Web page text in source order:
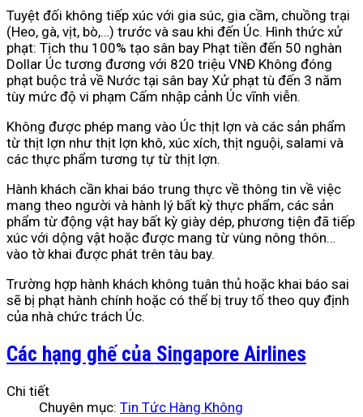
Tuyệt đối không tiếp xúc với gia súc, gia cầm, chuồng trại
(Heo, gà, vịt, bò,…) trước và sau khi đến Úc. Hình thức xử
phạt: Tịch thu 100% tạo sân bay Phạt tiền đến 50 nghàn
Dollar Úc tương đương với 820 triệu VNĐ Không đóng
phạt buộc trả về Nước tại sân bay Xử phạt tù đến 3 năm
tùy mức độ vi phạm Cấm nhập cảnh Úc vĩnh viễn.
Không được phép mang vào Úc thịt lợn và các sản phẩm
từ thịt lợn như thịt lợn khô, xúc xích, thịt nguội, salami và
các thực phẩm tương tự từ thịt lợn.
Hành khách cần khai báo trung thực về thông tin về việc
mang theo người và hành lý bất kỳ thực phẩm, các sản
phẩm từ động vật hay bất kỳ giày dép, phương tiện đã tiếp
xúc với dộng vật hoặc được mang từ vùng nông thôn…
vào tờ khai được phát trên tàu bay.
Trường hợp hành khách không tuân thủ hoặc khai báo sai
sẽ bị phạt hành chính hoặc có thể bị truy tố theo quy định
của nhà chức trách Úc.
Các hạng ghế của Singapore Airlines
Chi tiết
Chuyên mục: Tin Tức Hàng Không